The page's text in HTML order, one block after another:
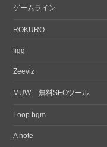
ゲームライン
ROKURO
figg
Zeeviz
MUW – 無料SEOツール
Loop.bgm
A note